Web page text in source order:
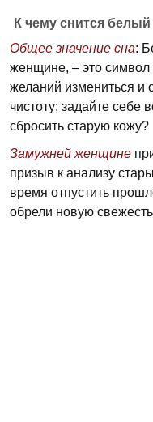
К чему снится
Общее значение сна:
женщине, – это символ
желаний измениться и
чистоту; задайте себе
сбросить старую кожу?
Замужней женщине
призыв к анализу
время отпустить
обрели новую